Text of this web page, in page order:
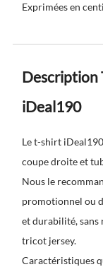
Exprimées en
Description
iDeal190
Le t-shirt
coupe droite et
Nous le
promotionnel ou
et durabilité, sans
tricot jersey.
Caractéristiques